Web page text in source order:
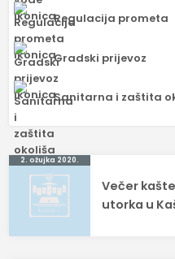
Regulacija prometa
Gradski prijevoz
Sanitarna i zaštita
Navigacija
objava
2. ožujka 2020.
Večer
utorka u